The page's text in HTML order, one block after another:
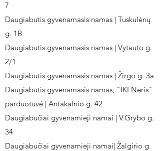
7
Daugiabutis gyvenamasis namas | Tuskulėnų
g. 1B
Daugiabutis gyvenamasis namas | Vytauto g.
2/1
Daugiabutis gyvenamasis namas | Žirgo g. 3a
Daugiabutis gyvenamasis namas, "IKI Neris"
parduotuvė | Antakalnio g. 42
Daugiabučiai gyvenamieji namai | V.Grybo g.
34
Daugiabučiai gyvenamieji namai| Žalgirio g.